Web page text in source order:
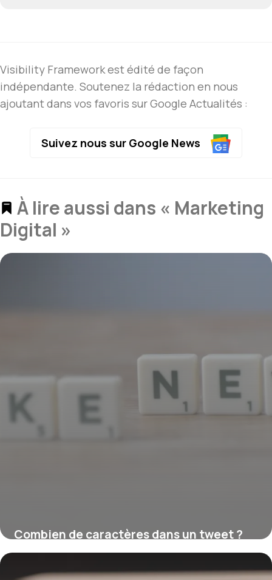
Visibility Framework est édité de façon
indépendante. Soutenez la rédaction en nous
ajoutant dans vos favoris sur Google Actualités :
Suivez nous sur Google News
À lire aussi dans « Marketing
Digital »
Combien de caractères dans un tweet ?
16 juillet 2026